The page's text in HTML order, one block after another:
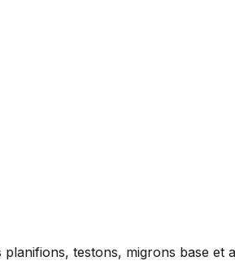
testons, migrons base